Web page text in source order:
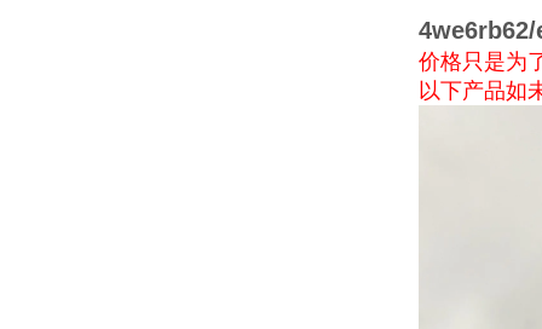
价格只是为
以下产品如